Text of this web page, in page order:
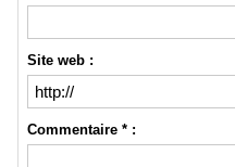
Site web :
Commentaire * :